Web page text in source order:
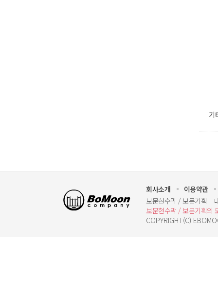
기
보문기획회사소개
이용약관
보문현수막 / 보문기획
보문현수막 / 보문기획의
COPYRIGHT(C)